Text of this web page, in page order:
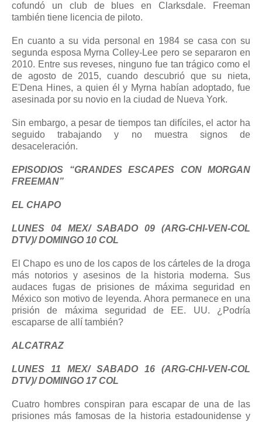
cofundó un club de blues en Clarksdale. Freeman
también tiene licencia de piloto.
En cuanto a su vida personal en 1984 se casa con su
segunda esposa Myrna Colley-Lee pero se separaron en
2010. Entre sus reveses, ninguno fue tan trágico como el
de agosto de 2015, cuando descubrió que su nieta,
E'Dena Hines, a quien él y Myrna habían adoptado, fue
asesinada por su novio en la ciudad de Nueva York.
Sin embargo, a pesar de tiempos tan difíciles, el actor ha
seguido trabajando y no muestra signos de
desaceleración.
EPISODIOS “GRANDES ESCAPES CON MORGAN
FREEMAN”
EL CHAPO
LUNES 04 MEX/ SABADO 09 (ARG-CHI-VEN-COL
DTV)/ DOMINGO 10 COL
El Chapo es uno de los capos de los cárteles de la droga
más notorios y asesinos de la historia moderna. Sus
audaces fugas de prisiones de máxima seguridad en
México son motivo de leyenda. Ahora permanece en una
prisión de máxima seguridad de EE. UU. ¿Podría
escaparse de allí también?
ALCATRAZ
LUNES 11 MEX/ SABADO 16 (ARG-CHI-VEN-COL
DTV)/ DOMINGO 17 COL
Cuatro hombres conspiran para escapar de una de las
prisiones más famosas de la historia estadounidense y